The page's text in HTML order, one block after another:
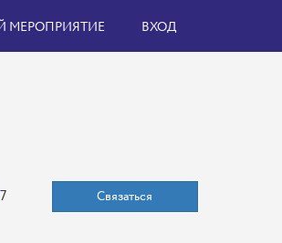
МЕРОПРИЯТИЕ ВХОД
7 Связаться